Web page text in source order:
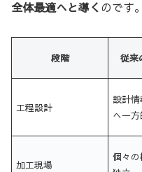
全体最適へと導く のです。
段階 従来
工程設計
設計
へ一
加工現場
個々